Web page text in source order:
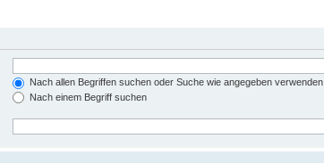
Nach allen Begriffen suchen oder Suche wie angegeben verwenden
Nach einem Begriff suchen